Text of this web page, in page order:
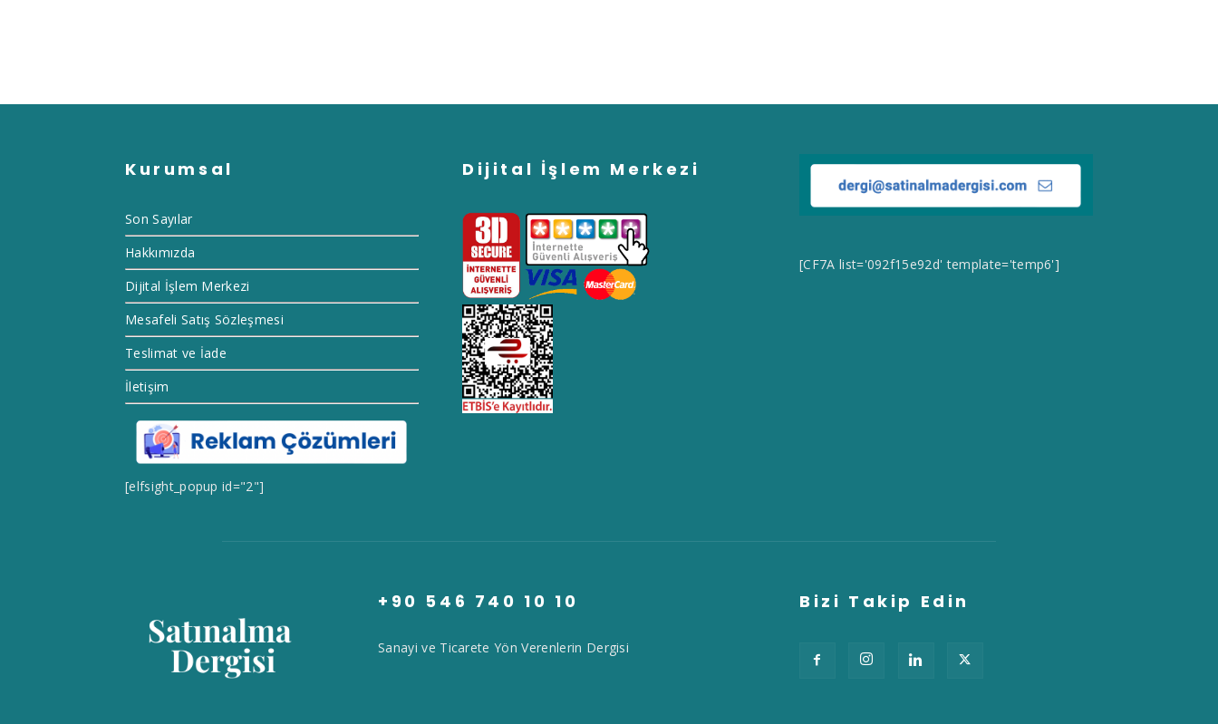
Kurumsal
Son Sayılar
Hakkımızda
Dijital İşlem Merkezi
Mesafeli Satış Sözleşmesi
Teslimat ve İade
İletişim
[elfsight_popup id="2"]
Dijital İşlem Merkezi
[CF7A list='092f15e92d' template='temp6']
+90 546 740 10 10
Sanayi ve Ticarete Yön Verenlerin Dergisi
Bizi Takip Edin